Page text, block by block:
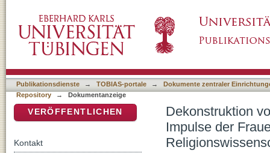
Frauenforschung/Gender Studies für die
Publikationsdienste → TOBIAS-portale →
Dokumente zentraler
Repository
→ Dokumentanzeige
Dekonstruktion
Impulse der
VERÖFFENTLICHEN
Kontakt